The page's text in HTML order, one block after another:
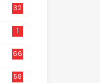
32
1
66
58